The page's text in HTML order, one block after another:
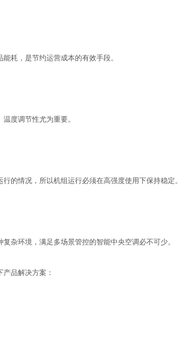
耗，是节约运营成本的有效手段。
度调节性尤为重要。
的情况，所以机组运行必须在高强度使用下保持稳定。
杂环境，满足多场景管控的智能中央空调必不可少。
品解决方案：